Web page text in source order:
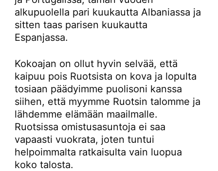
alkupuolella pari kuukautta Albaniassa ja
sitten taas parisen kuukautta
Espanjassa.
Kokoajan on ollut hyvin selvää, että
kaipuu pois Ruotsista on kova ja lopulta
tosiaan päädyimme puolisoni kanssa
siihen, että myymme Ruotsin talomme ja
lähdemme elämään maailmalle.
Ruotsissa omistusasuntoja ei saa
vapaasti vuokrata, joten tuntui
helpoimmalta ratkaisulta vain luopua
koko talosta.